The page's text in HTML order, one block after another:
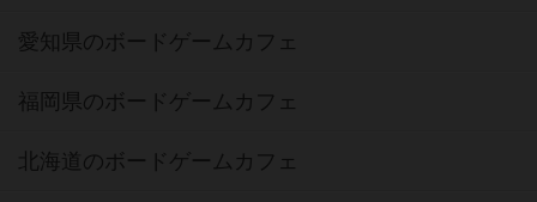
愛知県のボードゲームカフェ
福岡県のボードゲームカフェ
北海道のボードゲームカフェ